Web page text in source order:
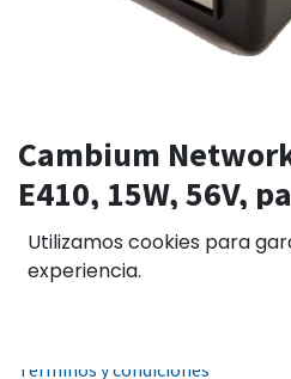
Cambium
E410, 15W, 56V,
Incluye cable de
Términos y condiciones
Utilizamos cookies para
experiencia.